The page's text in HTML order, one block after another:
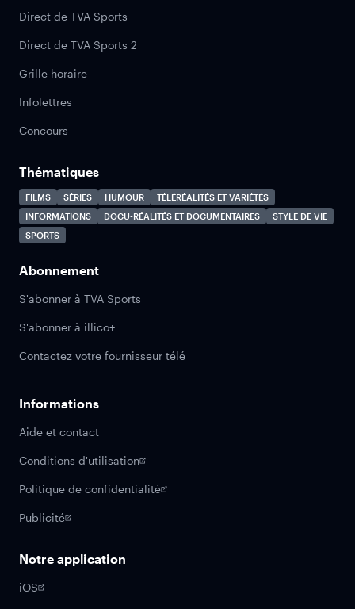
Direct de TVA Sports
Direct de TVA Sports 2
Grille horaire
Infolettres
Concours
Thématiques
FILMS SÉRIES HUMOUR
TÉLÉRÉALITÉS ET VARIÉTÉS
INFORMATIONS
DOCU-RÉALITÉS ET DOCUMENTAIRES
STYLE DE VIE
SPORTS
Abonnement
S'abonner à TVA Sports
S'abonner à illico+
Contactez votre fournisseur télé
Informations
Aide et contact
Conditions d'utilisation
Politique de confidentialité
Publicité
Notre application
iOS